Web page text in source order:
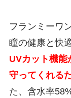
フランミーワ
瞳の健康と快
UVカット機能
守ってくれる
た、含水率